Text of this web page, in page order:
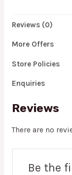
Reviews (0)
More Offers
Store Policies
Enquiries
Reviews
There are no
Be the